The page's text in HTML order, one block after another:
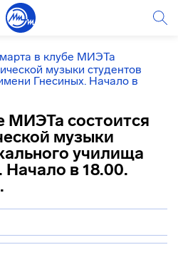
в клубе МИЭТа
музыки студентов
Гнесиных. Начало в
МИЭТа состоится
музыки
училища
в 18.00.